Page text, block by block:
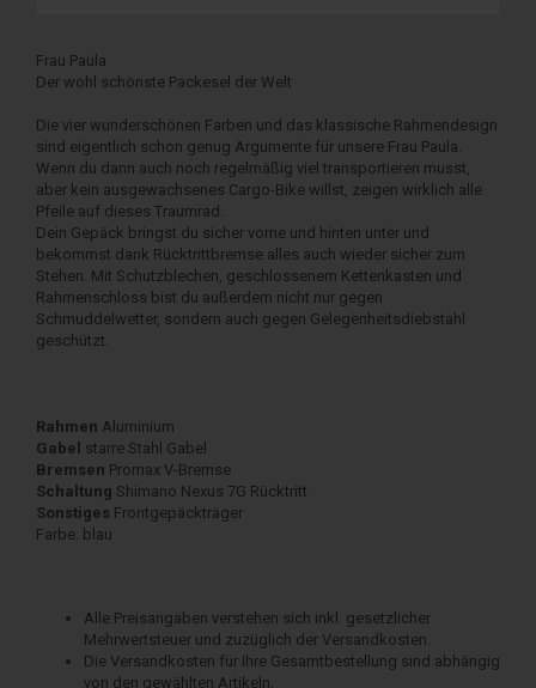
Frau Paula
Der wohl schönste Packesel der Welt
Die vier wunderschönen Farben und das klassische Rahmendesign
sind eigentlich schon genug Argumente für unsere Frau Paula.
Wenn du dann auch noch regelmäßig viel transportieren musst,
aber kein ausgewachsenes Cargo-Bike willst, zeigen wirklich alle
Pfeile auf dieses Traumrad.
Dein Gepäck bringst du sicher vorne und hinten unter und
bekommst dank Rücktrittbremse alles auch wieder sicher zum
Stehen. Mit Schutzblechen, geschlossenem Kettenkasten und
Rahmenschloss bist du außerdem nicht nur gegen
Schmuddelwetter, sondern auch gegen Gelegenheitsdiebstahl
geschützt.
Rahmen Aluminium
Gabel starre Stahl Gabel
Bremsen Promax V-Bremse
Schaltung Shimano Nexus 7G Rücktritt
Sonstiges Frontgepäckträger
Farbe: blau
Alle Preisangaben verstehen sich inkl. gesetzlicher
Mehrwertsteuer und zuzüglich der Versandkosten.
Die Versandkosten für Ihre Gesamtbestellung sind abhängig
von den gewählten Artikeln.